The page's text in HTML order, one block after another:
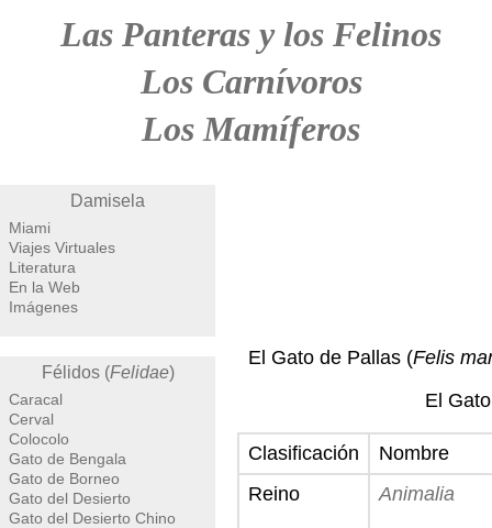
Las Panteras y los Felinos
Los Carnívoros
Los Mamíferos
Damisela
Miami
Viajes Virtuales
Literatura
En la Web
Imágenes
Félidos (Felidae)
Caracal
Cerval
Colocolo
Gato de Bengala
Gato de Borneo
Gato del Desierto
Gato del Desierto Chino
El Gato de Pallas (Felis
El
Clasificación
Nombre
Reino
Animalia